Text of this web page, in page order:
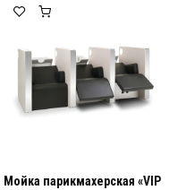
Мойка парикмахерская «VIP